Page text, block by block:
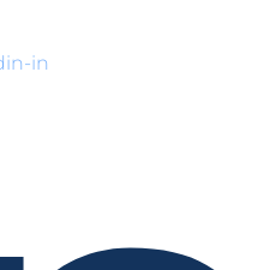
in